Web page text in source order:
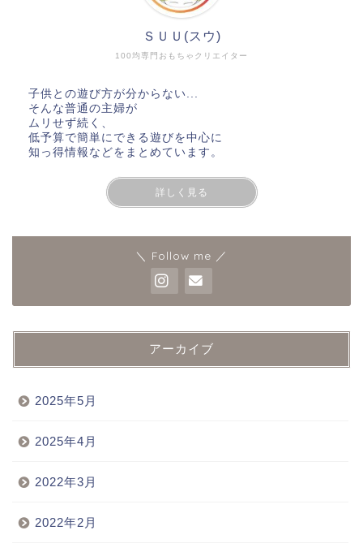
100均専門おもちゃクリエイター
ＳＵＵ(スウ)
子供との遊び方が分からない...
そんな普通の主婦が
ムリせず続く、
低予算で簡単にできる遊びを中心に
知っ得情報などをまとめています。
詳しく見る
＼ Follow me ／
アーカイブ
2025年5月
2025年4月
2022年3月
2022年2月